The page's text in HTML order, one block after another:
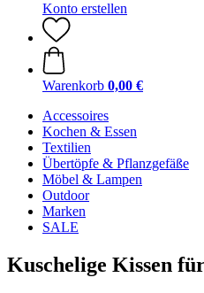
Konto erstellen
Warenkorb 0,00 €
Accessoires
Kochen & Essen
Textilien
Übertöpfe & Pflanzgefäße
Möbel & Lampen
Outdoor
Marken
SALE
Kuschelige Kissen